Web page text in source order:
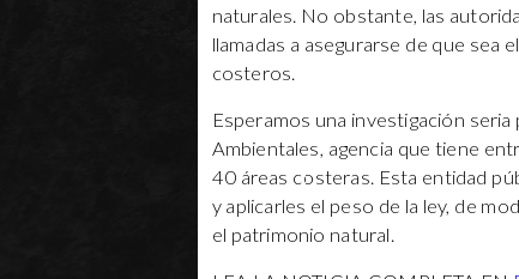
naturales. No obstante, las
llamadas a asegurarse de que sea
costeros.
Esperamos una investigación
Ambientales, agencia que tiene
40 áreas costeras. Esta entidad
y aplicarles el peso de la ley, de
el patrimonio natural.